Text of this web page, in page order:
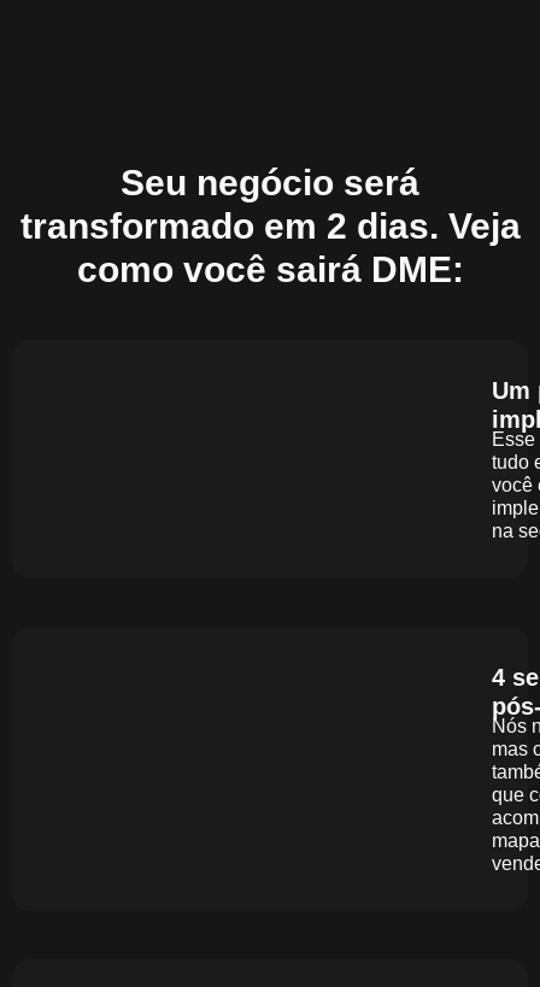
Seu negócio será
transformado em 2 dias. Veja
como você sairá DME:
Um
tudo
você
na
4
Nós
mas
que